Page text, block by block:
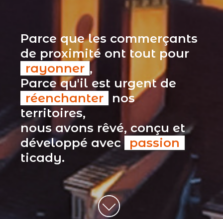
Parce que les commerçants
de proximité ont tout pour
rayonner ,
Parce qu'il est urgent de
réenchanter
nos
territoires,
nous avons rêvé, conçu et
développé avec passion
ticady.